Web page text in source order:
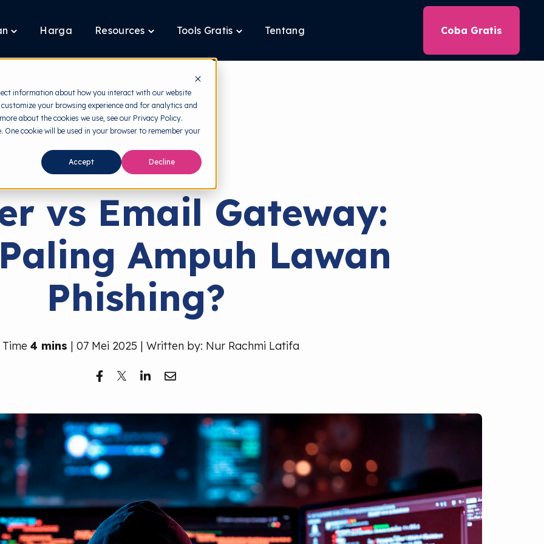
information about how you interact with our website
your browsing experience and for analytics and
about the cookies we use, see our Privacy Policy.
cookie will be used in your browser to remember your
Accept Decline
Toggle
Layanan
Harga Resources
Toggle
Resources
Tools Gratis
Toggle
Tools
Tentang Coba Gratis
Cyber Threats
vs Email Gateway:
Ampuh Lawan
Phishing?
4 mins | 07 Mei 2025 | Written by: Nur Rachmi Latifa